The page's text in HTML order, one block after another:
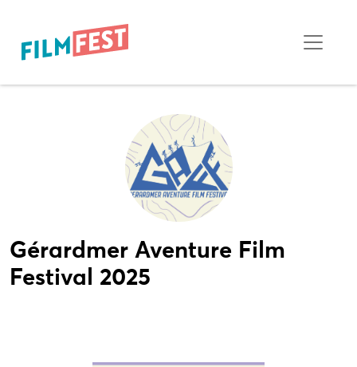
Gérardmer Aventure Film
Festival 2025